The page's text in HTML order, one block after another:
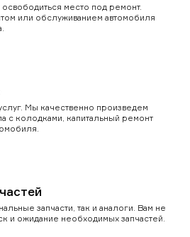
место под ремонт.
или обслуживанием автомобиля
Мы качественно произведем
с колодками, капитальный ремонт
запчасти, так и аналоги. Вам не
и ожидание необходимых запчастей.